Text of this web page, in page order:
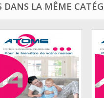
DANS LA MÊME